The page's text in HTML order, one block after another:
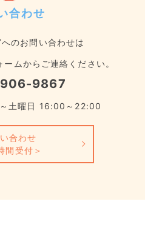
合わせ
のお問い合わせは
ムからご連絡ください。
9867
～土曜日 16:00～22:00
合わせ
間受付＞